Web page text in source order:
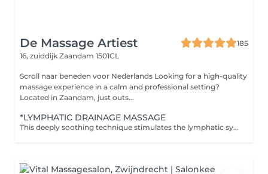
De Massage Artiest
185
16, zuiddijk Zaandam 1501CL
Scroll naar beneden voor Nederlands Looking for a high-quality
massage experience in a calm and professional setting?
Located in Zaandam, just outs...
*LYMPHATIC DRAINAGE MASSAGE
This deeply soothing technique stimulates the lymphatic system to support natural detoxification, reduce inflammation, and boost immune response. Through gentle, rhythmic movements, it encourages the release of excess fluids and tension stored in the body. This treatment includes: Light, sweeping strokes to activate lymph flow Mindful touch to invite deep calm and inner balance Perfect for those experiencing water retention, sluggish circulation, post-travel heaviness, or general fatigue. Feel lighter, clearer, and more in tune with your body's natural rhythm.